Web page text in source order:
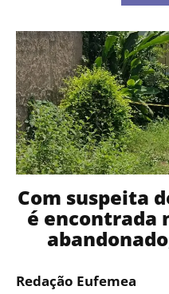
Com suspeita
é encontrada
Redação Eufemea